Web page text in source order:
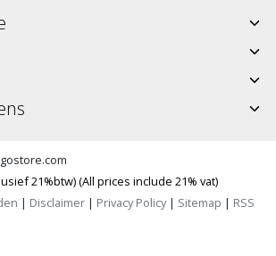
21%btw) (All prices include 21% vat)
| Disclaimer | Privacy Policy| Sitemap | RSS